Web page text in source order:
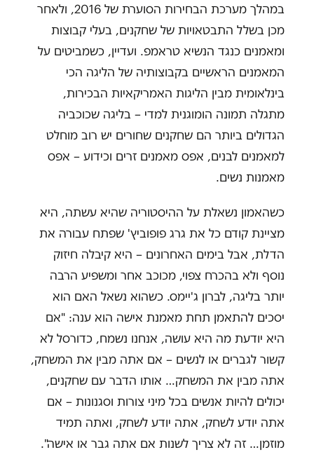
במהלך מערכת הבחירות הסוערת של 2016, ולאחר
מכן בשלל התבטאויות של שחקנים, בעלי קבוצות
ומאמנים כנגד הנשיא טראמפ. ועדיין, כשמביטים על
המאמנים הראשיים בקבוצותיה של הליגה הכי
בינלאומית מבין הליגות האמריקאיות הבכירות,
מתגלה תמונה הומוגנית למדי – בליגה שכוכביה
הגדולים ביותר הם שחקנים שחורים יש רוב מוחלט
למאמנים לבנים, אפס מאמנים זרים וכידוע – אפס
מאמנות נשים.
כשהאמון נשאלת על ההיסטוריה שהיא עשתה, היא
מציינת קודם כל את גרג פופוביץ' שפתח עבורה את
הדלת, אבל בימים האחרונים – היא קיבלה חיזוק
נוסף ולא בהכרח צפוי, מכוכב אחר ומשפיע הרבה
יותר בליגה, לברון ג'יימס. כשהוא נשאל האם הוא
יסכים להתאמן תחת מאמנת אישה הוא ענה: "אם
היא יודעת מה היא עושה, אנחנו נשמח, כדורסל לא
קשור לגברים או לנשים – אם אתה מבין את המשחק,
אתה מבין את המשחק… אותו הדבר עם שחקנים,
יכולים להיות אנשים בכל מיני צורות וסגנונות – אם
אתה יודע לשחק, אתה יודע לשחק, ואתה תמיד
מוזמן… זה לא צריך לשנות אם אתה גבר או אישה".